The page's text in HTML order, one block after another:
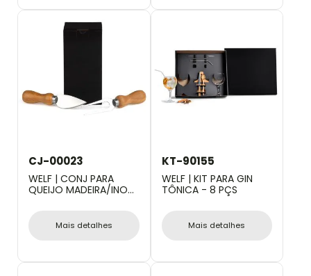
CJ-00023
WELF | CONJ PARA
QUEIJO MADEIRA/INOX
Mais detalhes
KT-90155
WELF | KIT PARA GIN
TÔNICA - 8 PÇS
Mais detalhes